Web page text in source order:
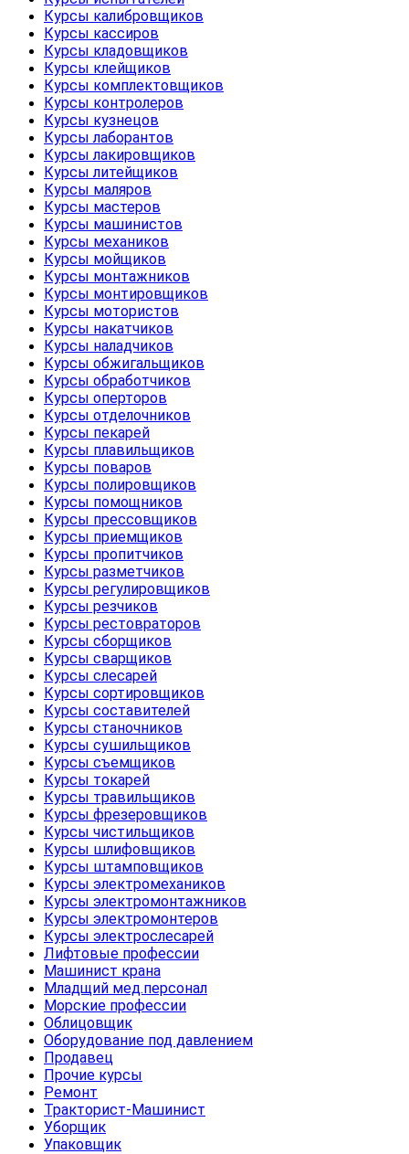
Курсы калибровщиков
Курсы кассиров
Курсы кладовщиков
Курсы клейщиков
Курсы комплектовщиков
Курсы контролеров
Курсы кузнецов
Курсы лаборантов
Курсы лакировщиков
Курсы литейщиков
Курсы маляров
Курсы мастеров
Курсы машинистов
Курсы механиков
Курсы мойщиков
Курсы монтажников
Курсы монтировщиков
Курсы мотористов
Курсы накатчиков
Курсы наладчиков
Курсы обжигальщиков
Курсы обработчиков
Курсы оперторов
Курсы отделочников
Курсы пекарей
Курсы плавильщиков
Курсы поваров
Курсы полировщиков
Курсы помощников
Курсы прессовщиков
Курсы приемщиков
Курсы пропитчиков
Курсы разметчиков
Курсы регулировщиков
Курсы резчиков
Курсы рестовраторов
Курсы сборщиков
Курсы сварщиков
Курсы слесарей
Курсы сортировщиков
Курсы составителей
Курсы станочников
Курсы сушильщиков
Курсы съемщиков
Курсы токарей
Курсы травильщиков
Курсы фрезеровщиков
Курсы чистильщиков
Курсы шлифовщиков
Курсы штамповщиков
Курсы электромехаников
Курсы электромонтажников
Курсы электромонтеров
Курсы электрослесарей
Лифтовые профессии
Машинист крана
Младщий мед.персонал
Морские профессии
Облицовщик
Оборудование под давлением
Продавец
Прочие курсы
Ремонт
Тракторист-Машинист
Уборщик
Упаковщик